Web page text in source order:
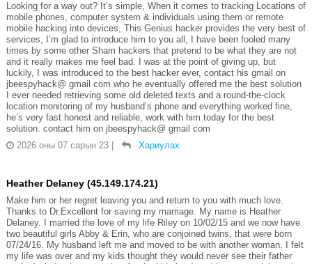
Looking for a way out? It’s simple, When it comes to tracking Locations of
mobile phones, computer system & individuals using them or remote
mobile hacking into devices, This Genius hacker provides the very best of
services, I’m glad to introduce him to you all, I have been fooled many
times by some other Sham hackers that pretend to be what they are not
and it really makes me feel bad. I was at the point of giving up, but
luckily, I was introduced to the best hacker ever, contact his gmail on
jbeespyhack@ gmail com who he eventually offered me the best solution
I ever needed retrieving some old deleted texts and a round-the-clock
location monitoring of my husband’s phone and everything worked fine,
he’s very fast honest and reliable, work with him today for the best
solution. contact him on jbeespyhack@ gmail com
2026 оны 07 сарын 23
Хариулах
Heather Delaney (45.149.174.21)
Make him or her regret leaving you and return to you with much love.
Thanks to Dr.Excellent for saving my marriage. My name is Heather
Delaney. I married the love of my life Riley on 10/02/15 and we now have
two beautiful girls Abby & Erin, who are conjoined twins, that were born
07/24/16. My husband left me and moved to be with another woman. I felt
my life was over and my kids thought they would never see their father